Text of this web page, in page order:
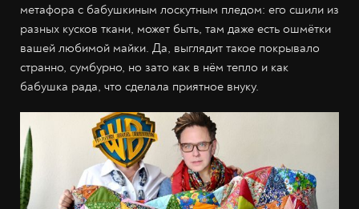
метафора с бабушкиным лоскутным пледом: его сшили из
разных кусков ткани, может быть, там даже есть ошмётки
вашей любимой майки. Да, выглядит такое покрывало
странно, сумбурно, но зато как в нём тепло и как
бабушка рада, что сделала приятное внуку.